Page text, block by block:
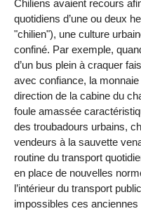
Chiliens avaient recours
quotidiens d’une ou deux
"chilien"), une culture
confiné. Par exemple,
d’un bus plein à craquer
avec confiance, la
direction de la cabine du
foule amassée
des troubadours urbains,
vendeurs à la sauvette
routine du transport
en place de nouvelles
l’intérieur du transport
impossibles ces